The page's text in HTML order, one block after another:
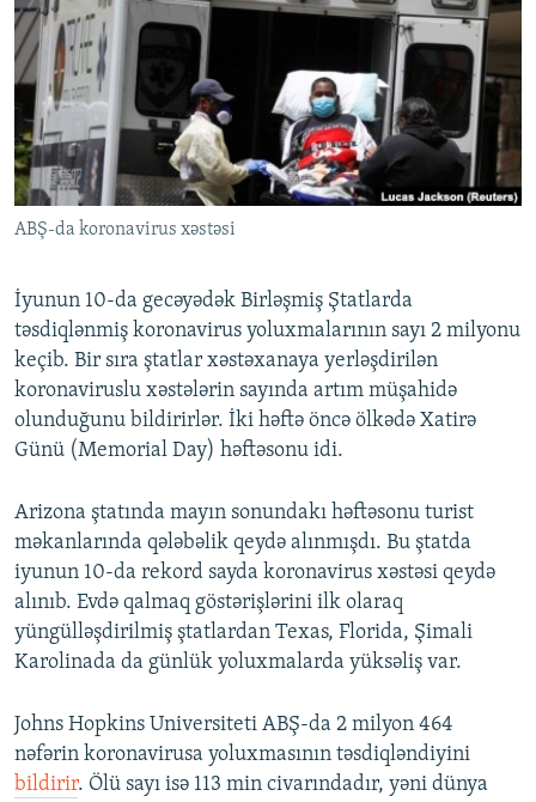
VIDEO
FOTOQALEREYA
İNFOQRAFIKA
KARIKATURA
RADIO ARXIV
OXU ZALI
AZƏRBAYCAN ƏDƏBIYYATI KITABXANASI
İSLAM VƏ DEMOKRATIYA
İZ - MƏDƏNIYYƏT PROQRAMI
HAQQIMIZDA
MISSIYAMIZ
PEŞƏ ETIKASI VƏ JURNALISTIKA STANDARTLARIMIZ
MATERIALLARIMIZDAN ISTIFADƏ
AZADLIQRADIOSU MOBIL TELEFONUNUZDA
XƏBƏR BÜLLETENLƏRIMIZ
BIZI IZLƏ
RFE/RL-in bütün saytları
ABŞ-da koronavirus xəstəsi
İyunun 10-da gecəyədək Birləşmiş Ştatlarda
təsdiqlənmiş koronavirus yoluxmalarının sayı 2 milyonu
keçib. Bir sıra ştatlar xəstəxanaya yerləşdirilən
koronaviruslu xəstələrin sayında artım müşahidə
olunduğunu bildirirlər. İki həftə öncə ölkədə Xatirə
Günü (Memorial Day) həftəsonu idi.
Arizona ştatında mayın sonundakı həftəsonu turist
məkanlarında qələbəlik qeydə alınmışdı. Bu ştatda
iyunun 10-da rekord sayda koronavirus xəstəsi qeydə
alınıb. Evdə qalmaq göstərişlərini ilk olaraq
yüngülləşdirilmiş ştatlardan Texas, Florida, Şimali
Karolinada da günlük yoluxmalarda yüksəliş var.
Johns Hopkins Universiteti ABŞ-da 2 milyon 464
nəfərin koronavirusa yoluxmasının təsdiqləndiyini
bildirir. Ölü sayı isə 113 min civarındadır, yəni dünya